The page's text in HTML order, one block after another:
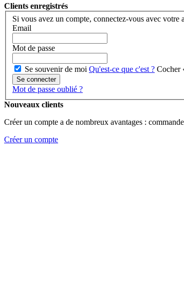
Clients enregistrés
Si vous avez un compte, connectez-vous avec votre
Email
Mot de passe
Se souvenir de moi Qu'est-ce que c'est ? Cocher
Se connecter
Mot de passe oublié ?
Nouveaux clients
Créer un compte a de nombreux avantages :
Créer un compte